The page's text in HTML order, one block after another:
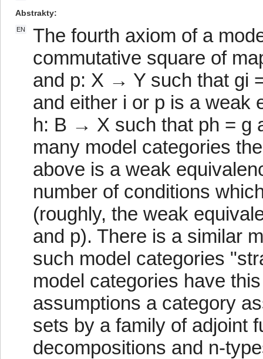
Abstrakty
EN
The fourth axiom of a
commutative square of
and p: X → Y such that gi
and either i or p is a weak
h: B → X such that ph = g
many model categories
above is a weak
number of conditions
(roughly, the weak
and p). There is a similar
such model categories
model categories have
assumptions a category
sets by a family of adjoint
decompositions and n-